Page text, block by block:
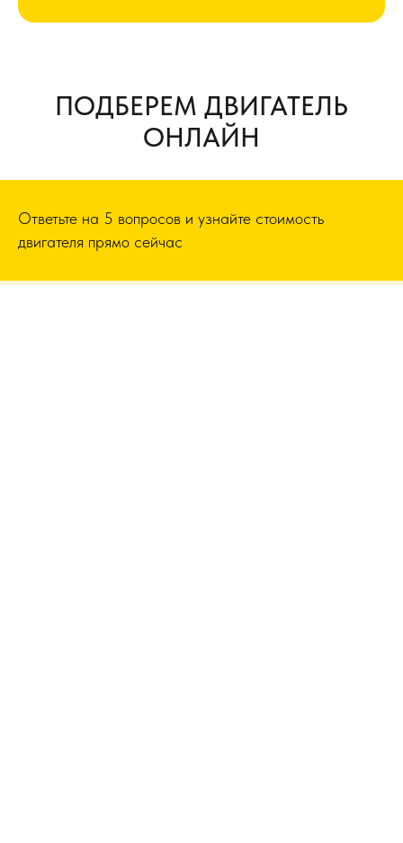
ПОДБЕРЕМ ДВИГАТЕЛЬ
ОНЛАЙН
Ответьте на 5 вопросов и узнайте стоимость
двигателя прямо сейчас